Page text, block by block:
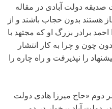
دولت آبادی در مقاله
هستند بدون حجاب باشند و از
برادر بزرگ او که مجتهد با
چون و چرا به کار انتشار
را نپذیرفت و راه چاره را
دوم «حاج میرزا هادی دولت